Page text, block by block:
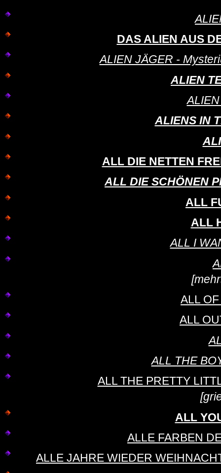
DAS ALIEN AUS
ALIEN JÄGER -
ALIEN
ALIENS IN
ALL DIE NETTEN
ALL DIE SCHÖNEN
ALL
ALL
ALL I
ALL
ALL
ALL THE
ALL THE PRETTY
ALL
ALLE FARBEN
ALLE JAHRE WIEDER